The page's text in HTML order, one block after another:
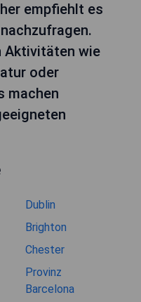
empfiehlt es
Aktivitäten wie
oder
machen
Dublin
Brighton
Chester
Provinz
Barcelona